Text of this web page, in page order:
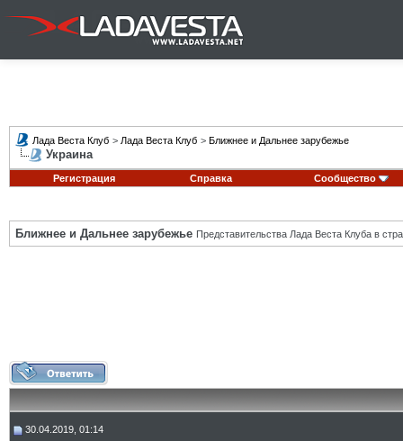
Лада Веста Клуб > Лада Веста Клуб > Ближнее и Дальнее зарубежье
Украина
Регистрация Справка Сообщество
Ближнее и Дальнее зарубежье Представительства Лада Веста Клуба в
30.04.2019, 01:14